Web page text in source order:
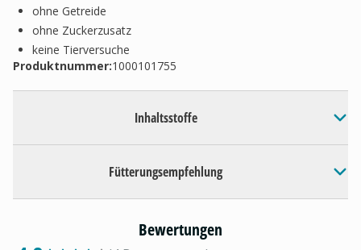
ohne Getreide
ohne Zuckerzusatz
keine Tierversuche
Produktnummer:1000101755
Inhaltsstoffe
Fütterungsempfehlung
Bewertungen